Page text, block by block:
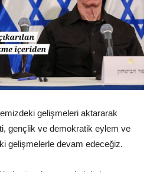
gelişmeleri aktararak
gençlik ve demokratik eylem ve
gelişmelerle devam edeceğiz.